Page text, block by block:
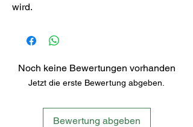
wird.
Noch keine Bewertungen vorhanden
Jetzt die erste Bewertung abgeben.
Bewertung abgeben